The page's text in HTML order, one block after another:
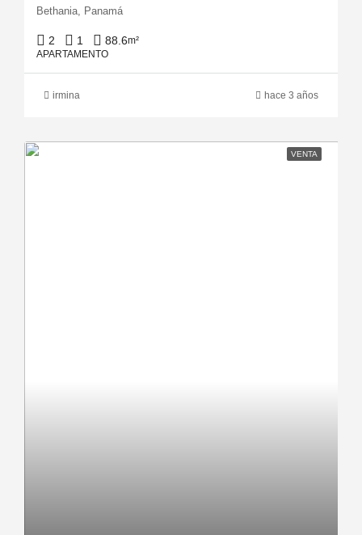
Bethania, Panamá
2 1 88.6m²
APARTAMENTO
irmina hace 3 años
VENTA